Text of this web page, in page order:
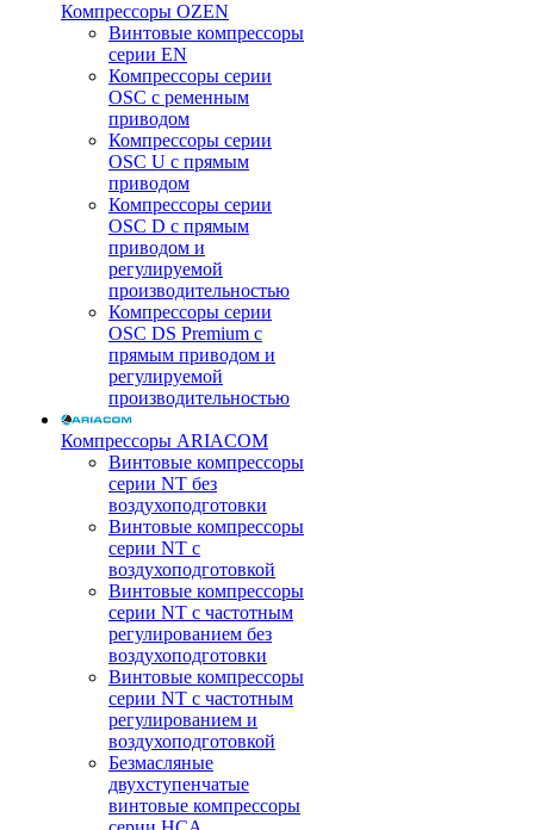
Компрессоры OZEN
Винтовые компрессоры
серии EN
Компрессоры серии
OSC с ременным
приводом
Компрессоры серии
OSC U с прямым
приводом
Компрессоры серии
OSC D с прямым
приводом и
регулируемой
производительностью
Компрессоры серии
OSC DS Premium с
прямым приводом и
регулируемой
производительностью
Компрессоры ARIACOM
Винтовые компрессоры
серии NT без
воздухоподготовки
Винтовые компрессоры
серии NT c
воздухоподготовкой
Винтовые компрессоры
серии NT с частотным
регулированием без
воздухоподготовки
Винтовые компрессоры
серии NT с частотным
регулированием и
воздухоподготовкой
Безмасляные
двухступенчатые
винтовые компрессоры